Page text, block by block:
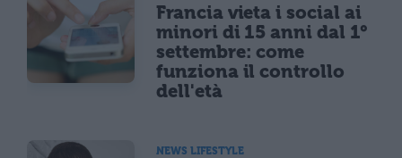
Francia vieta i social ai
minori di 15 anni dal 1°
settembre: come
funziona il controllo
dell'età
NEWS LIFESTYLE